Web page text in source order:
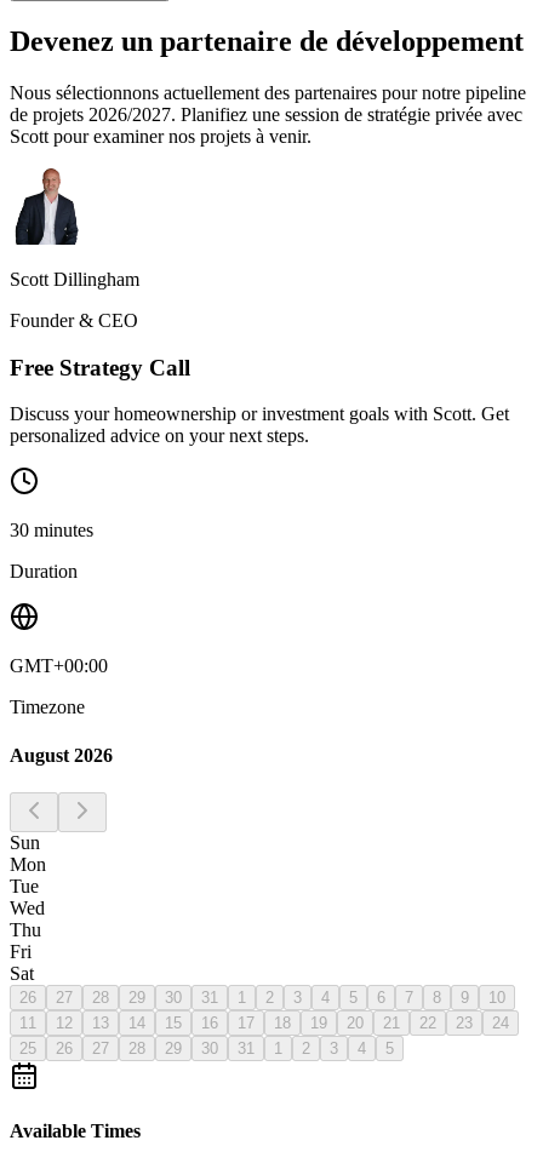
Devenez un partenaire de développement
Nous sélectionnons actuellement des partenaires pour notre pipeline
de projets 2026/2027. Planifiez une session de stratégie privée avec
Scott pour examiner nos projets à venir.
Scott Dillingham
Founder & CEO
Free Strategy Call
Discuss your homeownership or investment goals with Scott. Get
personalized advice on your next steps.
30 minutes
Duration
GMT+00:00
Timezone
August 2026
Sun
Mon
Tue
Wed
Thu
Fri
Sat
26 27 28 29 30 31 1 2 3 4 5 6 7 8 9
10
11
12 13 14 15 16 17 18 19 20 21 22 23
24
25
26 27 28 29 30 31 1 2 3 4 5
Available Times